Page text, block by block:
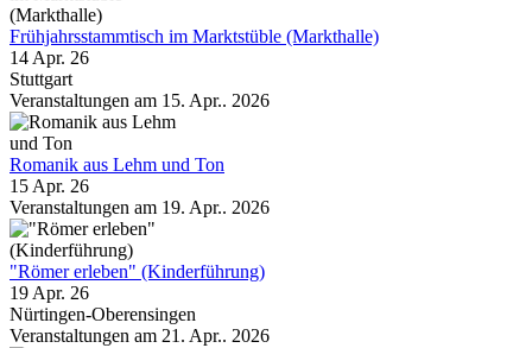
Frühjahrsstammtisch im Marktstüble (Markthalle)
14 Apr. 26
Stuttgart
Veranstaltungen am 15. Apr.. 2026
Romanik aus Lehm und Ton
15 Apr. 26
Veranstaltungen am 19. Apr.. 2026
"Römer erleben" (Kinderführung)
19 Apr. 26
Nürtingen-Oberensingen
Veranstaltungen am 21. Apr.. 2026